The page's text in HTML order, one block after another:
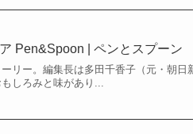
Pen&Spoon | ペンとスプーン
リー。編集長は多田千香子（元・朝日
しろみと味があり...